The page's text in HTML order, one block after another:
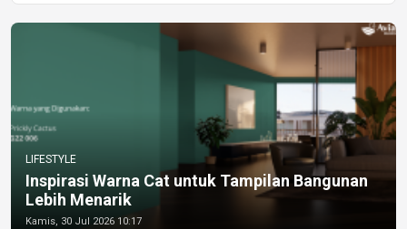
LIFESTYLE
Inspirasi Warna Cat untuk Tampilan Bangunan
Lebih Menarik
Kamis, 30 Jul 2026 10:17